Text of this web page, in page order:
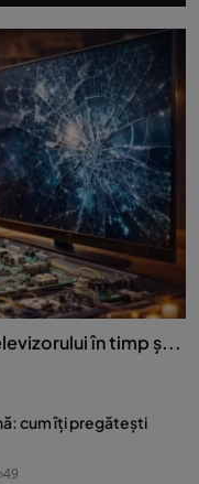
în timp ș...
cum îți pregătești
49